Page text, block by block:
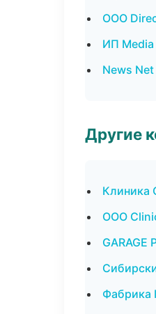
ООО
ИП
News
Другие
Клиника
ООО
Фабрика